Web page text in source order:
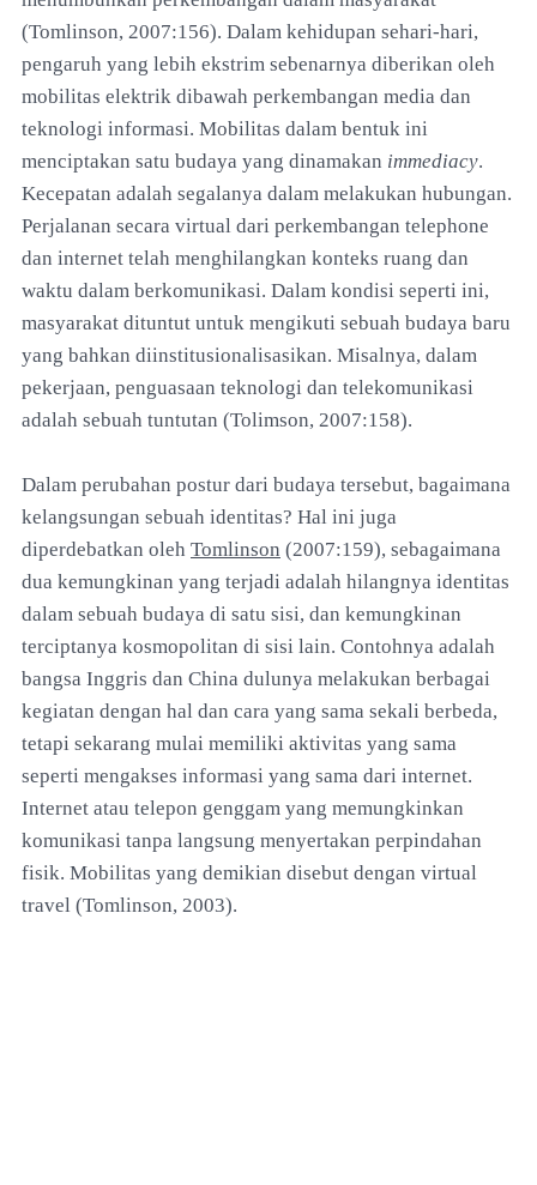
(Tomlinson, 2007:156). Dalam kehidupan sehari-hari,
pengaruh yang lebih ekstrim sebenarnya diberikan oleh
mobilitas elektrik dibawah perkembangan media dan
teknologi informasi. Mobilitas dalam bentuk ini
menciptakan satu budaya yang dinamakan immediacy.
Kecepatan adalah segalanya dalam melakukan hubungan.
Perjalanan secara virtual dari perkembangan telephone
dan internet telah menghilangkan konteks ruang dan
waktu dalam berkomunikasi. Dalam kondisi seperti ini,
masyarakat dituntut untuk mengikuti sebuah budaya baru
yang bahkan diinstitusionalisasikan. Misalnya, dalam
pekerjaan, penguasaan teknologi dan telekomunikasi
adalah sebuah tuntutan (Tolimson, 2007:158).
Dalam perubahan postur dari budaya tersebut, bagaimana
kelangsungan sebuah identitas? Hal ini juga
diperdebatkan oleh Tomlinson (2007:159), sebagaimana
dua kemungkinan yang terjadi adalah hilangnya identitas
dalam sebuah budaya di satu sisi, dan kemungkinan
terciptanya kosmopolitan di sisi lain. Contohnya adalah
bangsa Inggris dan China dulunya melakukan berbagai
kegiatan dengan hal dan cara yang sama sekali berbeda,
tetapi sekarang mulai memiliki aktivitas yang sama
seperti mengakses informasi yang sama dari internet.
Internet atau telepon genggam yang memungkinkan
komunikasi tanpa langsung menyertakan perpindahan
fisik. Mobilitas yang demikian disebut dengan virtual
travel (Tomlinson, 2003).